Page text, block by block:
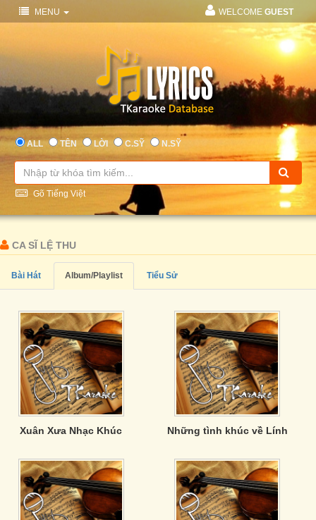
MENU WELCOME GUEST
ALL TÊN LỜI C.SỸ N.SỸ
Gõ Tiếng Việt
CA SĨ LỆ THU
Bài Hát Album/Playlist Tiểu Sử
Xuân Xưa Nhạc Khúc Những tình khúc về Lính